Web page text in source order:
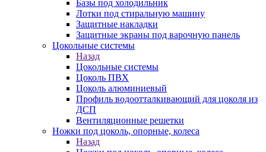
Базы под холодильник
Лотки под стиральную машину
Защитные накладки
Защитные экраны под варочную панель
Цокольные системы
Назад
Цокольные системы
Цоколь ПВХ
Цоколь алюминиевый
Профиль водоотталкивающий для цоколя из
ДСП
Вентиляционные решетки
Ножки под цоколь, опорные, колеса
Назад